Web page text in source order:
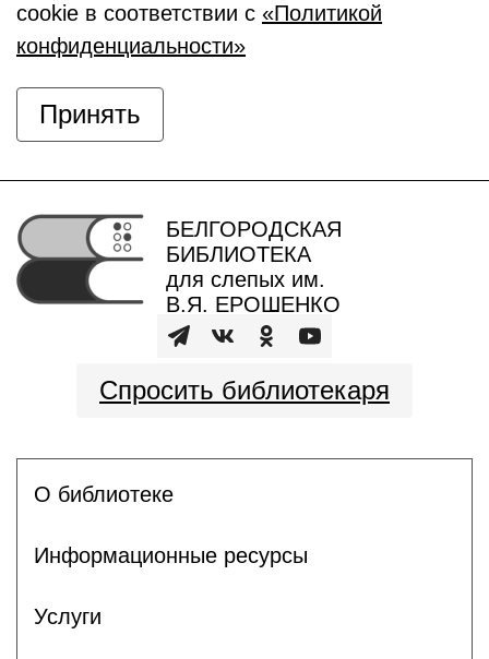
cookie в соответствии с «Политикой
конфиденциальности»
Принять
БЕЛГОРОДСКАЯ
БИБЛИОТЕКА
для слепых им.
В.Я. ЕРОШЕНКО
Спросить библиотекаря
О библиотеке
Информационные ресурсы
Услуги